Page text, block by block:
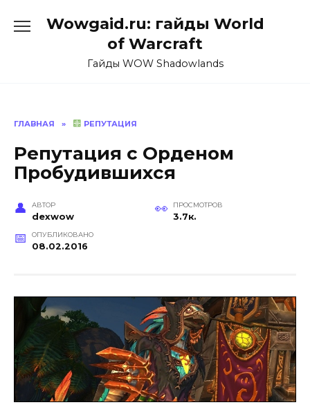
Wowgaid.ru: гайды World
of Warcraft
Гайды WOW Shadowlands
ГЛАВНАЯ » РЕПУТАЦИЯ
Репутация с Орденом
Пробудившихся
АВТОР
dexwow
ПРОСМОТРОВ
3.7к.
ОПУБЛИКОВАНО
08.02.2016